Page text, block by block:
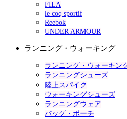
FILA
le coq sportif
Reebok
UNDER ARMOUR
ランニング・ウォーキング
ランニング・ウォーキン
ランニングシューズ
陸上スパイク
ウォーキングシューズ
ランニングウェア
バッグ・ポーチ